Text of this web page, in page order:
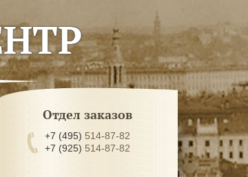
Отдел заказов
+7 (495) 514-87-82
+7 (925) 514-87-82